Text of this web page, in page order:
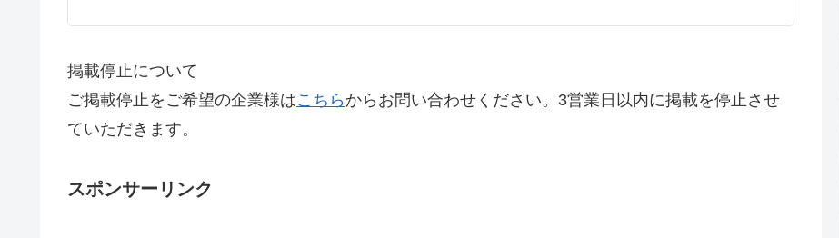
掲載停止について
ご掲載停止をご希望の企業様はこちら からお問い合わせください。3営業日以内に掲載を停止させ
ていただきます。
スポンサーリンク